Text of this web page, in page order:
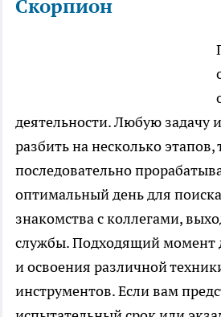
Скорпион
деятельности. Любую задачу
разбить на несколько
последовательно
оптимальный день для
знакомства с коллегами,
службы. Подходящий момент
и освоения различной
инструментов. Если вам